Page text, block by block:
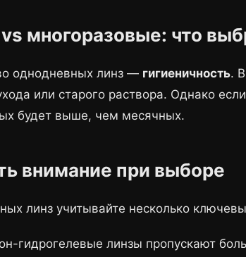
многоразовые: что
однодневных линз — гигиеничность.
или старого раствора. Однако
будет выше, чем месячных.
внимание при выборе
линз учитывайте несколько
гидрогелевые линзы пропускают